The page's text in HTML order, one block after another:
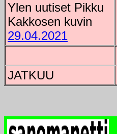
Ylen uutiset Pikku
Kakkosen kuvin
29.04.2021
JATKUU